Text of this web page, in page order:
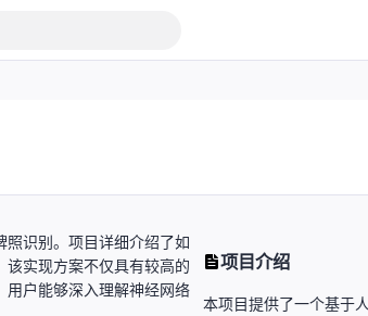
识别。项目详细介绍了如
实现方案不仅具有较高的
用户能够深入理解神经网络
项目介绍
本项目提供了一个基于